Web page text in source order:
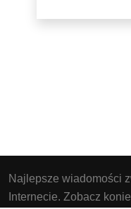
Najlepsze wiadomości
Internecie. Zobacz